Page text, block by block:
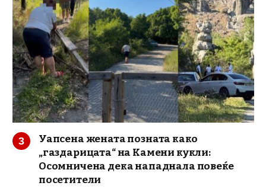
Уапсена жената позната како
„газдарицата“ на Камени кукли:
Осомничена дека нападнала повеќе
посетители